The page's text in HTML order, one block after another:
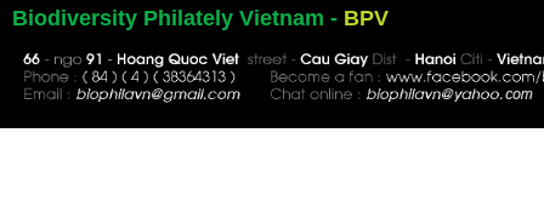
Biodiversity Philately Vietnam - BPV